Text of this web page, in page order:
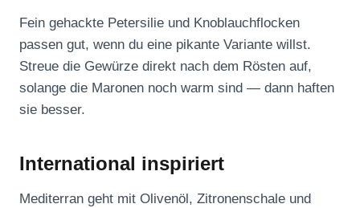
Fein gehackte Petersilie und Knoblauchflocken
passen gut, wenn du eine pikante Variante willst.
Streue die Gewürze direkt nach dem Rösten auf,
solange die Maronen noch warm sind — dann haften
sie besser.
International inspiriert
Mediterran geht mit Olivenöl, Zitronenschale und